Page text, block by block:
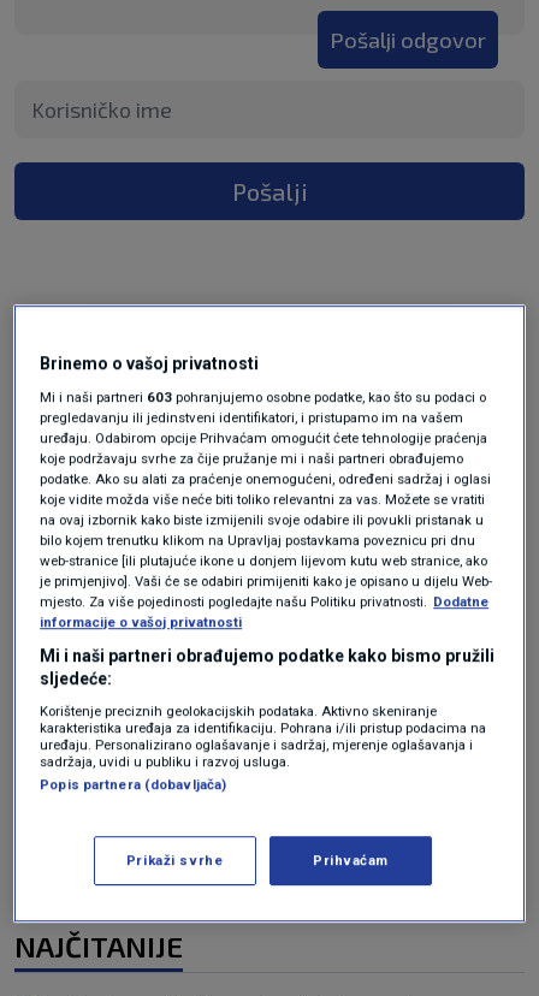
Pošalji odgovor
Pošalji
Oglas
Oglas
NAJČITANIJE
Brinemo o vašoj privatnosti
Mi i naši partneri 603 pohranjujemo osobne podatke, kao što su podaci o
pregledavanju ili jedinstveni identifikatori, i pristupamo im na vašem
uređaju. Odabirom opcije Prihvaćam omogućit ćete tehnologije praćenja
koje podržavaju svrhe za čije pružanje mi i naši partneri obrađujemo
podatke. Ako su alati za praćenje onemogućeni, određeni sadržaj i oglasi
koje vidite možda više neće biti toliko relevantni za vas. Možete se vratiti
na ovaj izbornik kako biste izmijenili svoje odabire ili povukli pristanak u
bilo kojem trenutku klikom na Upravljaj postavkama poveznicu pri dnu
web-stranice [ili plutajuće ikone u donjem lijevom kutu web stranice, ako
je primjenjivo]. Vaši će se odabiri primijeniti kako je opisano u dijelu Web-
mjesto. Za više pojedinosti pogledajte našu Politiku privatnosti.
Dodatne
informacije o vašoj privatnosti
Mi i naši partneri obrađujemo podatke kako bismo pružili
sljedeće:
Korištenje preciznih geolokacijskih podataka. Aktivno skeniranje
karakteristika uređaja za identifikaciju. Pohrana i/ili pristup podacima na
uređaju. Personalizirano oglašavanje i sadržaj, mjerenje oglašavanja i
sadržaja, uvidi u publiku i razvoj usluga.
Popis partnera (dobavljača)
Prikaži svrhe Prihvaćam